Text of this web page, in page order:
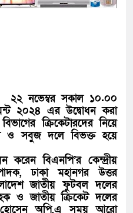
২২ নভেম্বর সকাল ১০.০০
২০২৪ এর উদ্বোধন করা
ক্রিকেটারদের নিয়ে
ও সবুজ দলে বিভক্ত হয়ে
করেন বিএনপি’র কেন্দ্রীয়
ঢাকা মহানগর উত্তর
জাতীয় ফুটবল দলের
ও জাতীয় ক্রিকেট দলের
হোসেন অপি,এ সময় আরো